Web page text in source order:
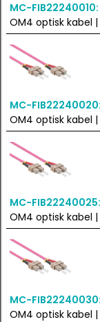
MC-FIB22240010:
OM4 optisk kabel
MC-FIB22240020:
OM4 optisk kabel
MC-FIB22240025:
OM4 optisk kabel
MC-FIB22240030:
OM4 optisk kabel